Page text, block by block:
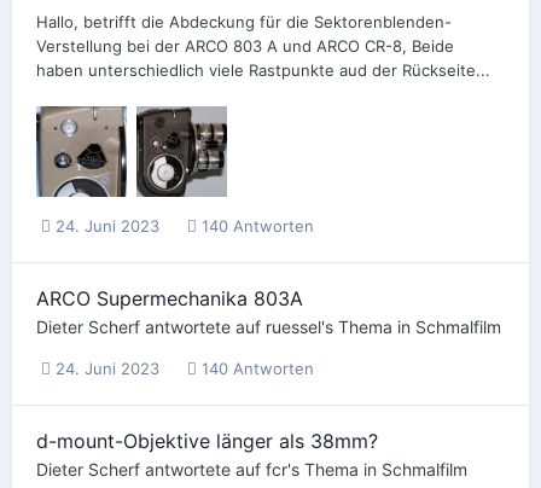
Hallo, betrifft die Abdeckung für die Sektorenblenden-
Verstellung bei der ARCO 803 A und ARCO CR-8, Beide
haben unterschiedlich viele Rastpunkte aud der Rückseite...
24. Juni 2023 140 Antworten
ARCO Supermechanika 803A
Dieter Scherf antwortete auf ruessel's Thema in Schmalfilm
24. Juni 2023 140 Antworten
d-mount-Objektive länger als 38mm?
Dieter Scherf antwortete auf fcr's Thema in Schmalfilm